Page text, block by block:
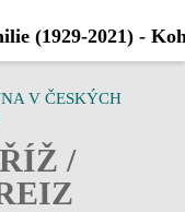
V ČESKÝCH
/
(1929-2021) -